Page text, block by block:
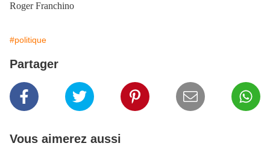
Roger Franchino
#politique
Partager
Vous aimerez aussi